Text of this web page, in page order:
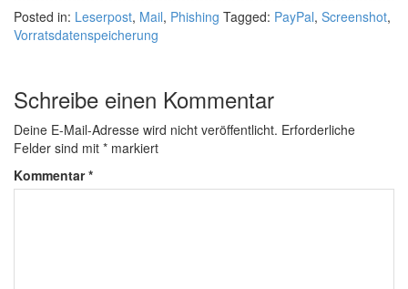
Posted in: Leserpost, Mail, Phishing Tagged: PayPal, Screenshot,
Vorratsdatenspeicherung
Schreibe einen Kommentar
Deine E-Mail-Adresse wird nicht veröffentlicht. Erforderliche
Felder sind mit * markiert
Kommentar*